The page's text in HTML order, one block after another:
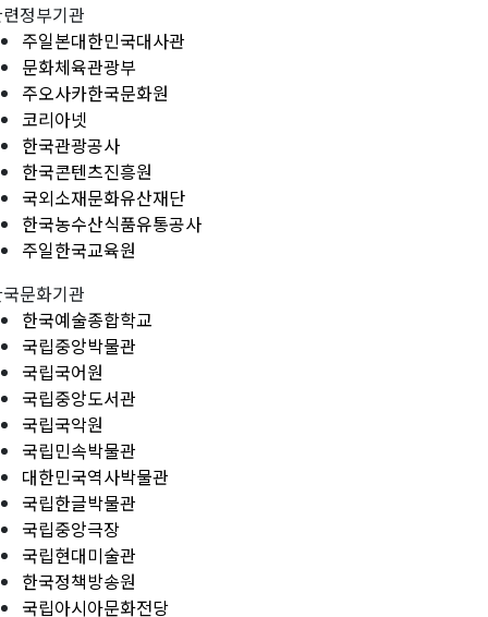
정부기관
주일본대한민국대사관
문화체육관광부
주오사카한국문화원
코리아넷
한국관광공사
한국콘텐츠진흥원
국외소재문화유산재단
한국농수산식품유통공사
주일한국교육원
문화기관
한국예술종합학교
국립중앙박물관
국립국어원
국립중앙도서관
국립국악원
국립민속박물관
대한민국역사박물관
국립한글박물관
국립중앙극장
국립현대미술관
한국정책방송원
국립아시아문화전당